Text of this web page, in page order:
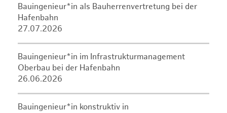
Bauingenieur*in als Bauherrenvertretung bei der
Hafenbahn
27.07.2026
Bauingenieur*in im Infrastrukturmanagement
Oberbau bei der Hafenbahn
26.06.2026
Bauingenieur*in konstruktiv in